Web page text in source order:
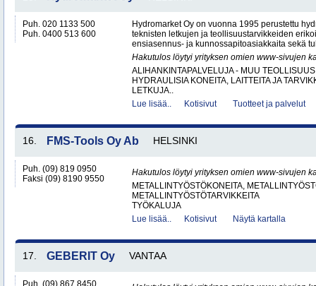
Puh. 020 1133 500
Puh. 0400 513 600
Hydromarket Oy on vuonna 1995 perustettu
teknisten letkujen ja teollisuustarvikkeiden
ensiasennus- ja kunnossapitoasiakkaita sekä
Hakutulos löytyi yrityksen omien www-sivujen
ALIHANKINTAPALVELUJA - MUU TEOLLISUUS
HYDRAULISIA KONEITA, LAITTEITA JA
LETKUJA..
Lue lisää..
Kotisivut Tuotteet ja palvelut
16. FMS-Tools Oy Ab HELSINKI
Puh. (09) 819 0950
Faksi (09) 8190 9550
Hakutulos löytyi yrityksen omien www-sivujen
METALLINTYÖSTÖKONEITA,
METALLINTYÖSTÖTARVIKKEITA
TYÖKALUJA
Lue lisää..
Kotisivut Näytä kartalla
17. GEBERIT Oy VANTAA
Puh. (09) 867 8450